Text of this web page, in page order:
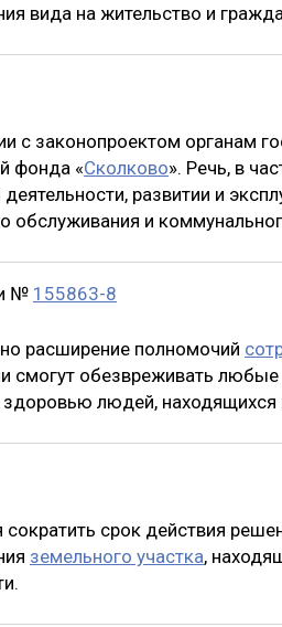
вида на жительство и
с законопроектом органам
фонда «Сколково». Речь, в
развитии и
обслуживания и
№ 155863-8
расширение полномочий
смогут обезвреживать
людей, находящихся
сократить срок действия
земельного участка,